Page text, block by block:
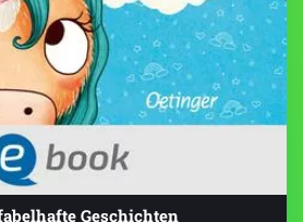
Geschichten